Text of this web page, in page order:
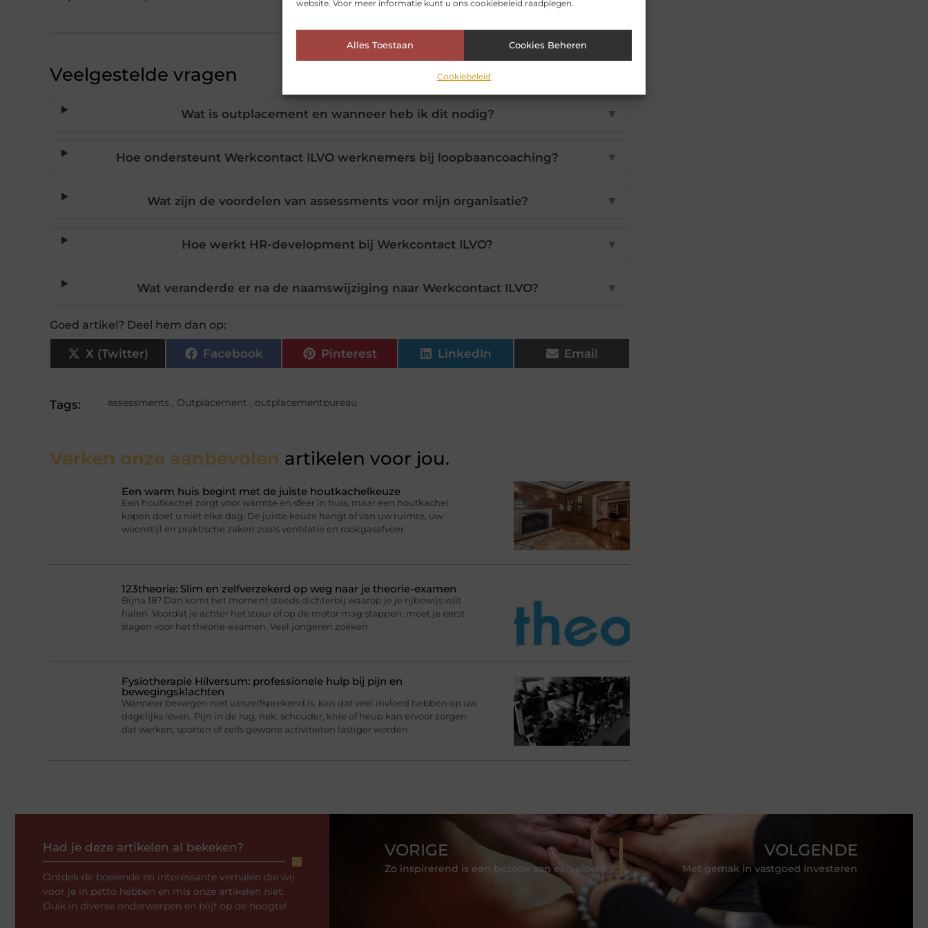
website. Voor meer informatie kunt u ons cookiebeleid raadplegen.
Alles Toestaan Cookies Beheren
Cookiebeleid
Veelgestelde vragen
Wat is outplacement en wanneer heb ik dit nodig? ▼
Hoe ondersteunt Werkcontact ILVO werknemers bij loopbaancoaching? ▼
Wat zijn de voordelen van assessments voor mijn organisatie? ▼
Hoe werkt HR-development bij Werkcontact ILVO? ▼
Wat veranderde er na de naamswijziging naar Werkcontact ILVO? ▼
Goed artikel? Deel hem dan op:
X (Twitter) Facebook Pinterest LinkedIn Email
Tags: assessments , Outplacement , outplacementbureau
Verken onze aanbevolen artikelen voor jou.
Een warm huis begint met de juiste houtkachelkeuze
Een houtkachel zorgt voor warmte en sfeer in huis, maar een houtkachel
kopen doet u niet elke dag. De juiste keuze hangt af van uw ruimte, uw
woonstijl en praktische zaken zoals ventilatie en rookgasafvoer.
123theorie: Slim en zelfverzekerd op weg naar je theorie-examen
Bijna 18? Dan komt het moment steeds dichterbij waarop je je rijbewijs wilt
halen. Voordat je achter het stuur of op de motor mag stappen, moet je eerst
slagen voor het theorie-examen. Veel jongeren zoeken
Fysiotherapie Hilversum: professionele hulp bij pijn en
bewegingsklachten
Wanneer bewegen niet vanzelfsprekend is, kan dat veel invloed hebben op uw
dagelijks leven. Pijn in de rug, nek, schouder, knie of heup kan ervoor zorgen
dat werken, sporten of zelfs gewone activiteiten lastiger worden.
Had je deze artikelen al bekeken?
Ontdek de boeiende en interessante verhalen die wij
voor je in petto hebben en mis onze artikelen niet.
Duik in diverse onderwerpen en blijf op de hoogte!
VORIGE
Zo inspirerend is een bezoek aan een vloerenwinkel
VOLGENDE
Met gemak in vastgoed investeren